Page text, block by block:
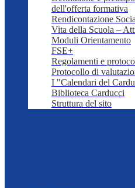
dell'offerta formativa
Rendicontazione
Vita della Scuola –
Moduli Orientamento
FSE+
Regolamenti e
Protocollo di
I "Calendari del
Biblioteca Carducci
Struttura del sito